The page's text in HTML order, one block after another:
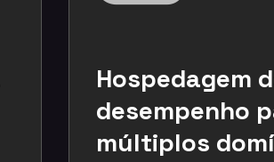
Hospedagem
desempenho
múltiplos